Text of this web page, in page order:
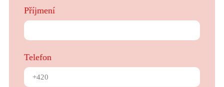
Příjmení
Telefon